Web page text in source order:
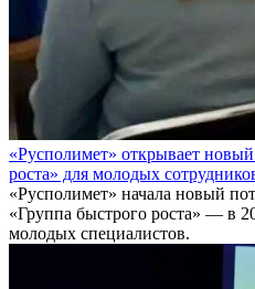
«Русполимет» открывает
роста» для молодых
«Русполимет» начала новый
«Группа быстрого роста» — в
молодых специалистов.